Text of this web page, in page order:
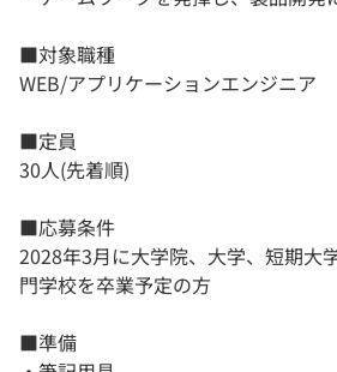
■対象職種
WEB/アプリケーションエンジニア
■定員
30人(先着順)
■応募条件
2028年3月に大学院、大学、短期大
門学校を卒業予定の方
■準備